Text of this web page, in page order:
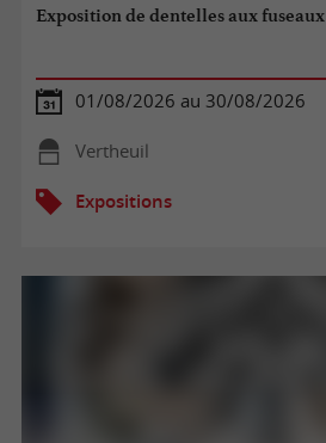
Exposition de dentelles aux fuseaux
01/08/2026 au 30/08/2026
Vertheuil
Expositions